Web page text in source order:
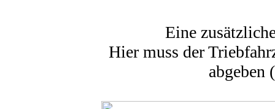
Eine
Hier muss der
abgeben